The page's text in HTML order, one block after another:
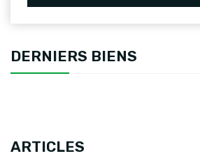
DERNIERS BIENS
ARTICLES